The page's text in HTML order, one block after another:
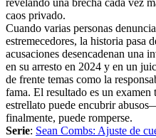
revelando una brecha cada vez
caos privado.
Cuando varias personas
estremecedores, la historia pasa
acusaciones desencadenan una
en su arresto en 2024 y en un
de frente temas como la
fama. El resultado es un
estrellato puede encubrir
finalmente, puede romperse.
Serie: Sean Combs: Ajuste de